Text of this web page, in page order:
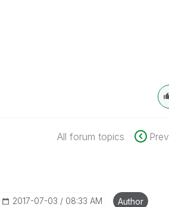
All forum topics
‎2017-07-03 08:33 AM Author